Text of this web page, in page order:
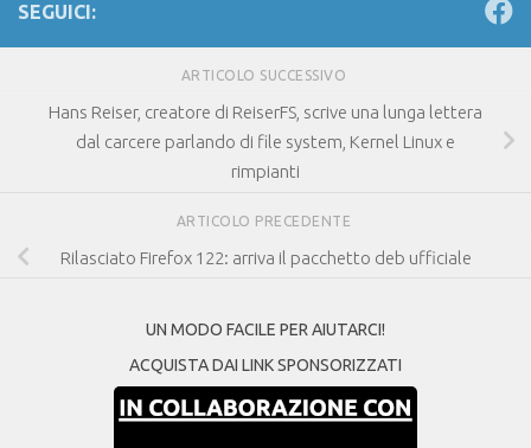
SEGUICI:
ARTICOLO SUCCESSIVO
Hans Reiser, creatore di ReiserFS, scrive una lunga lettera
dal carcere parlando di file system, Kernel Linux e
rimpianti
ARTICOLO PRECEDENTE
Rilasciato Firefox 122: arriva il pacchetto deb ufficiale
UN MODO FACILE PER AIUTARCI!
ACQUISTA DAI LINK SPONSORIZZATI